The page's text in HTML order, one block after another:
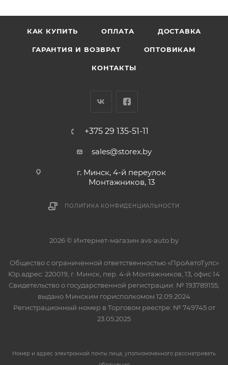
КАК КУПИТЬ ОПЛАТА ДОСТАВКА
ГАРАНТИЯ И ВОЗВРАТ ОПТОВИКАМ
КОНТАКТЫ
+375 29 135-51-11
sales@storex.by
г. Минск, 4-й переулок
Монтажников, 13
ПОЛИТИКА КОНФИДЕНЦИАЛЬНОСТИ
2026 © Интернет-магазин avs-auto.by
Общество с ограниченной ответственностью «ПроАвтоТулс»
Юр.адрес: 220019, г. Минск, пер. 4-й Монтажников, 13, офис 14
Свидетельство о государственной регистрации: № 193789155,
выдано Минским горисполкомом 12.09.2024
Регистрационный номер в Торговом реестре: № 749745 от
23.05.2025
Номер и адрес электронной почты лица, уполномоченного рассматривать